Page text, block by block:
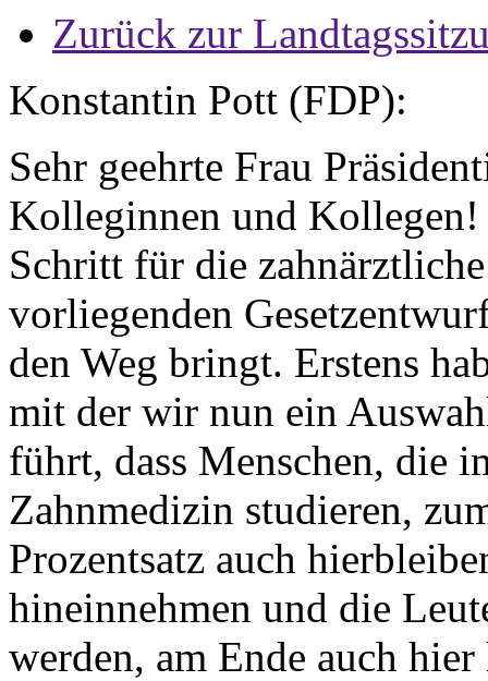
Zurück zur
Konstantin Pott (FDP):
Sehr geehrte Frau
Kolleginnen und Kollegen!
Schritt für die
vorliegenden
den Weg bringt. Erstens
mit der wir nun ein
führt, dass Menschen, die
Zahnmedizin studieren,
Prozentsatz auch
hineinnehmen und die
werden, am Ende auch